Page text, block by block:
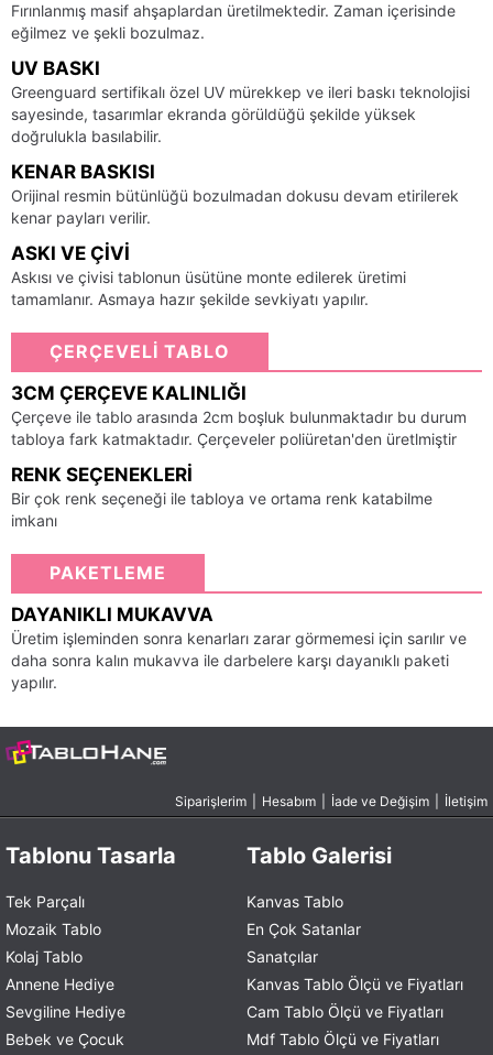
Fırınlanmış masif ahşaplardan üretilmektedir. Zaman içerisinde
eğilmez ve şekli bozulmaz.
UV BASKI
Greenguard sertifikalı özel UV mürekkep ve ileri baskı teknolojisi
sayesinde, tasarımlar ekranda görüldüğü şekilde yüksek
doğrulukla basılabilir.
KENAR BASKISI
Orijinal resmin bütünlüğü bozulmadan dokusu devam etirilerek
kenar payları verilir.
ASKI VE ÇIVI
Askısı ve çivisi tablonun üsütüne monte edilerek üretimi
tamamlanır. Asmaya hazır şekilde sevkiyatı yapılır.
ÇERÇEVELİ TABLO
3CM ÇERÇEVE KALINLIĞI
Çerçeve ile tablo arasında 2cm boşluk bulunmaktadır bu durum
tabloya fark katmaktadır. Çerçeveler poliüretan'den üretlmiştir
RENK SEÇENEKLERI
Bir çok renk seçeneği ile tabloya ve ortama renk katabilme
imkanı
PAKETLEME
DAYANIKLI MUKAVVA
Üretim işleminden sonra kenarları zarar görmemesi için sarılır ve
daha sonra kalın mukavva ile darbelere karşı dayanıklı paketi
yapılır.
Siparişlerim Hesabım İade ve Değişim İletişim
Tablonu Tasarla
Tek Parçalı
Mozaik Tablo
Kolaj Tablo
Annene Hediye
Sevgiline Hediye
Bebek ve Çocuk
Tablo Galerisi
Kanvas Tablo
En Çok Satanlar
Sanatçılar
Kanvas Tablo Ölçü ve Fiyatları
Cam Tablo Ölçü ve Fiyatları
Mdf Tablo Ölçü ve Fiyatları